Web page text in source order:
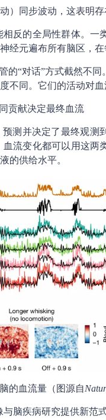
）同步波动，这表明存
反的全局性群体。一
经元遍布所有脑区，在
的“对话”方式截然不
同。它们的活动对血
贡献决定最终血流
测并决定了最终观测
流变化都可以用这两
的供给水平。
的血流量（图源自
与脑疾病研究提供新范